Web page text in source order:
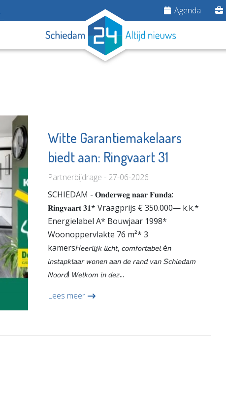
Agenda
Witte Garantiemakelaars
biedt aan: Ringvaart 31
Partnerbijdrage - 27-06-2026
SCHIEDAM - 𝐎𝐧𝐝𝐞𝐫𝐰𝐞𝐠 𝐧𝐚𝐚𝐫 𝐅𝐮𝐧𝐝𝐚:
𝐑𝐢𝐧𝐠𝐯𝐚𝐚𝐫𝐭 𝟑𝟏* Vraagprijs € 350.000— k.k.*
Energielabel A* Bouwjaar 1998*
Woonoppervlakte 76 m²* 3
kamers𝘏𝘦𝘦𝘳𝘭𝘪𝘫𝘬 𝘭𝘪𝘤𝘩𝘵, 𝘤𝘰𝘮𝘧𝘰𝘳𝘵𝘢𝘣𝘦𝘭 é𝘯
𝘪𝘯𝘴𝘵𝘢𝘱𝘬𝘭𝘢𝘢𝘳 𝘸𝘰𝘯𝘦𝘯 𝘢𝘢𝘯 𝘥𝘦 𝘳𝘢𝘯𝘥 𝘷𝘢𝘯 𝘚𝘤𝘩𝘪𝘦𝘥𝘢𝘮
𝘕𝘰𝘰𝘳𝘥! 𝘞𝘦𝘭𝘬𝘰𝘮 𝘪𝘯 𝘥𝘦𝘻...
Lees meer
Praktijk
de pagina
Hospice de
Bekijk de pagina